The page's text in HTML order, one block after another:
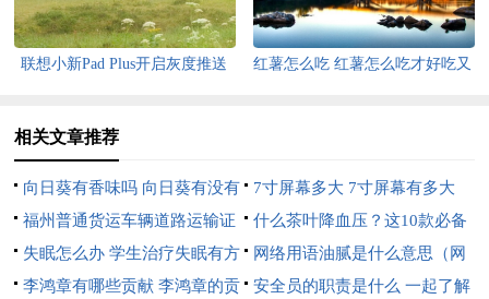
联想小新Pad Plus开启灰度推送
红薯怎么吃 红薯怎么吃才好吃又
相关文章推荐
向日葵有香味吗 向日葵有没有
香味呢
7寸屏幕多大 7寸屏幕有多大
福州普通货运车辆道路运输证
年审指南
什么茶叶降血压？这10款必备
什么茶叶降血压?这10款必备药
材
失眠怎么办 学生治疗失眠有方
法
网络用语油腻是什么意思（网
络用语油腻腻的意思）
李鸿章有哪些贡献 李鸿章的贡 安全员的职责是什么 一起了解